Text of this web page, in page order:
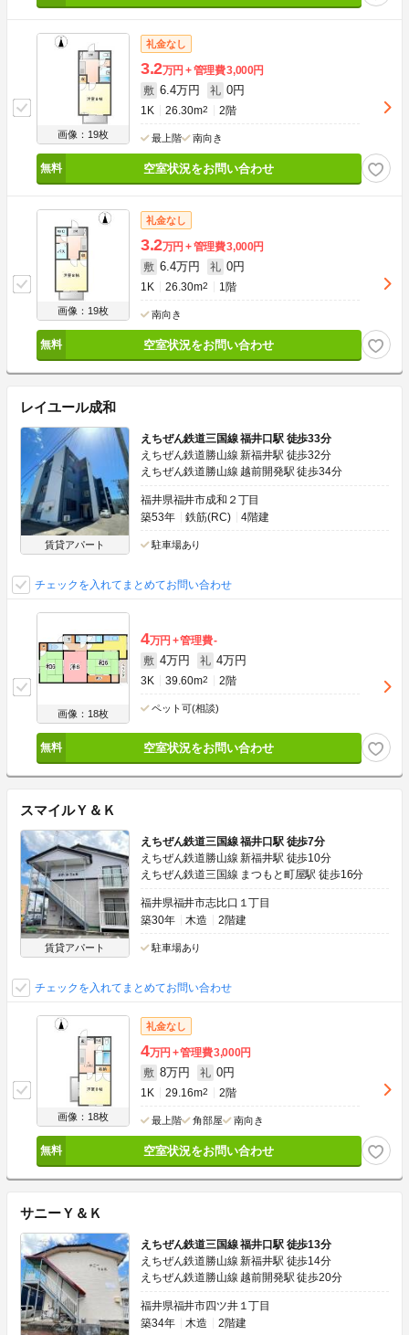
画像：19枚
礼金なし
3.2万円 管理費3,000円
敷 6.4万円 礼 0円
1K 26.30m2 2階
最上階 南向き
空室状況をお問い合わせ
画像：19枚
礼金なし
3.2万円 管理費3,000円
敷 6.4万円 礼 0円
1K 26.30m2 1階
南向き
空室状況をお問い合わせ
レイユール成和
賃貸アパート
えちぜん鉄道三国線 福井口駅 徒歩33分
えちぜん鉄道勝山線 新福井駅 徒歩32分
えちぜん鉄道勝山線 越前開発駅 徒歩34分
福井県福井市成和２丁目
築53年
鉄筋(RC) 4階建
駐車場あり
チェックを入れてまとめてお問い合わせ
画像：18枚
4万円 管理費-
敷 4万円 礼 4万円
3K 39.60m2 2階
ペット可(相談)
空室状況をお問い合わせ
スマイルＹ＆Ｋ
賃貸アパート
えちぜん鉄道三国線 福井口駅 徒歩7分
えちぜん鉄道勝山線 新福井駅 徒歩10分
えちぜん鉄道三国線 まつもと町屋駅 徒歩16分
福井県福井市志比口１丁目
築30年
木造 2階建
駐車場あり
チェックを入れてまとめてお問い合わせ
画像：18枚
礼金なし
4万円 管理費3,000円
敷 8万円 礼 0円
1K 29.16m2 2階
最上階 角部屋 南向き
空室状況をお問い合わせ
サニーＹ＆Ｋ
えちぜん鉄道三国線 福井口駅 徒歩13分
えちぜん鉄道勝山線 新福井駅 徒歩14分
えちぜん鉄道勝山線 越前開発駅 徒歩20分
福井県福井市四ツ井１丁目
築34年
木造 2階建